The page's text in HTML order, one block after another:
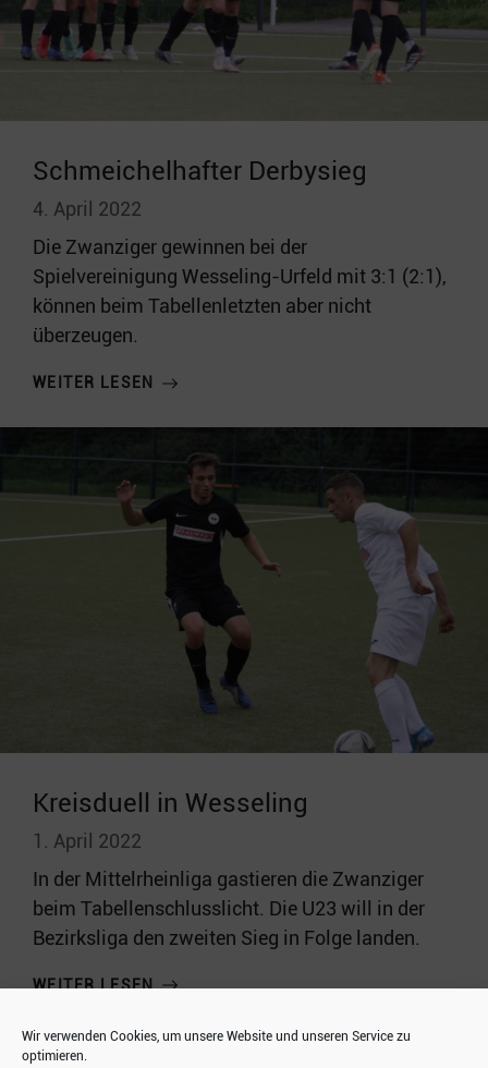
Wir verwenden Cookies, um unsere Website und unseren Service zu
optimieren.
Schmeichelhafter Derbysieg
4. April 2022
Die Zwanziger gewinnen bei der
Spielvereinigung Wesseling-Urfeld mit 3:1 (2:1),
können beim Tabellenletzten aber nicht
überzeugen.
WEITER LESEN
Kreisduell in Wesseling
1. April 2022
In der Mittelrheinliga gastieren die Zwanziger
beim Tabellenschlusslicht. Die U23 will in der
Bezirksliga den zweiten Sieg in Folge landen.
WEITER LESEN